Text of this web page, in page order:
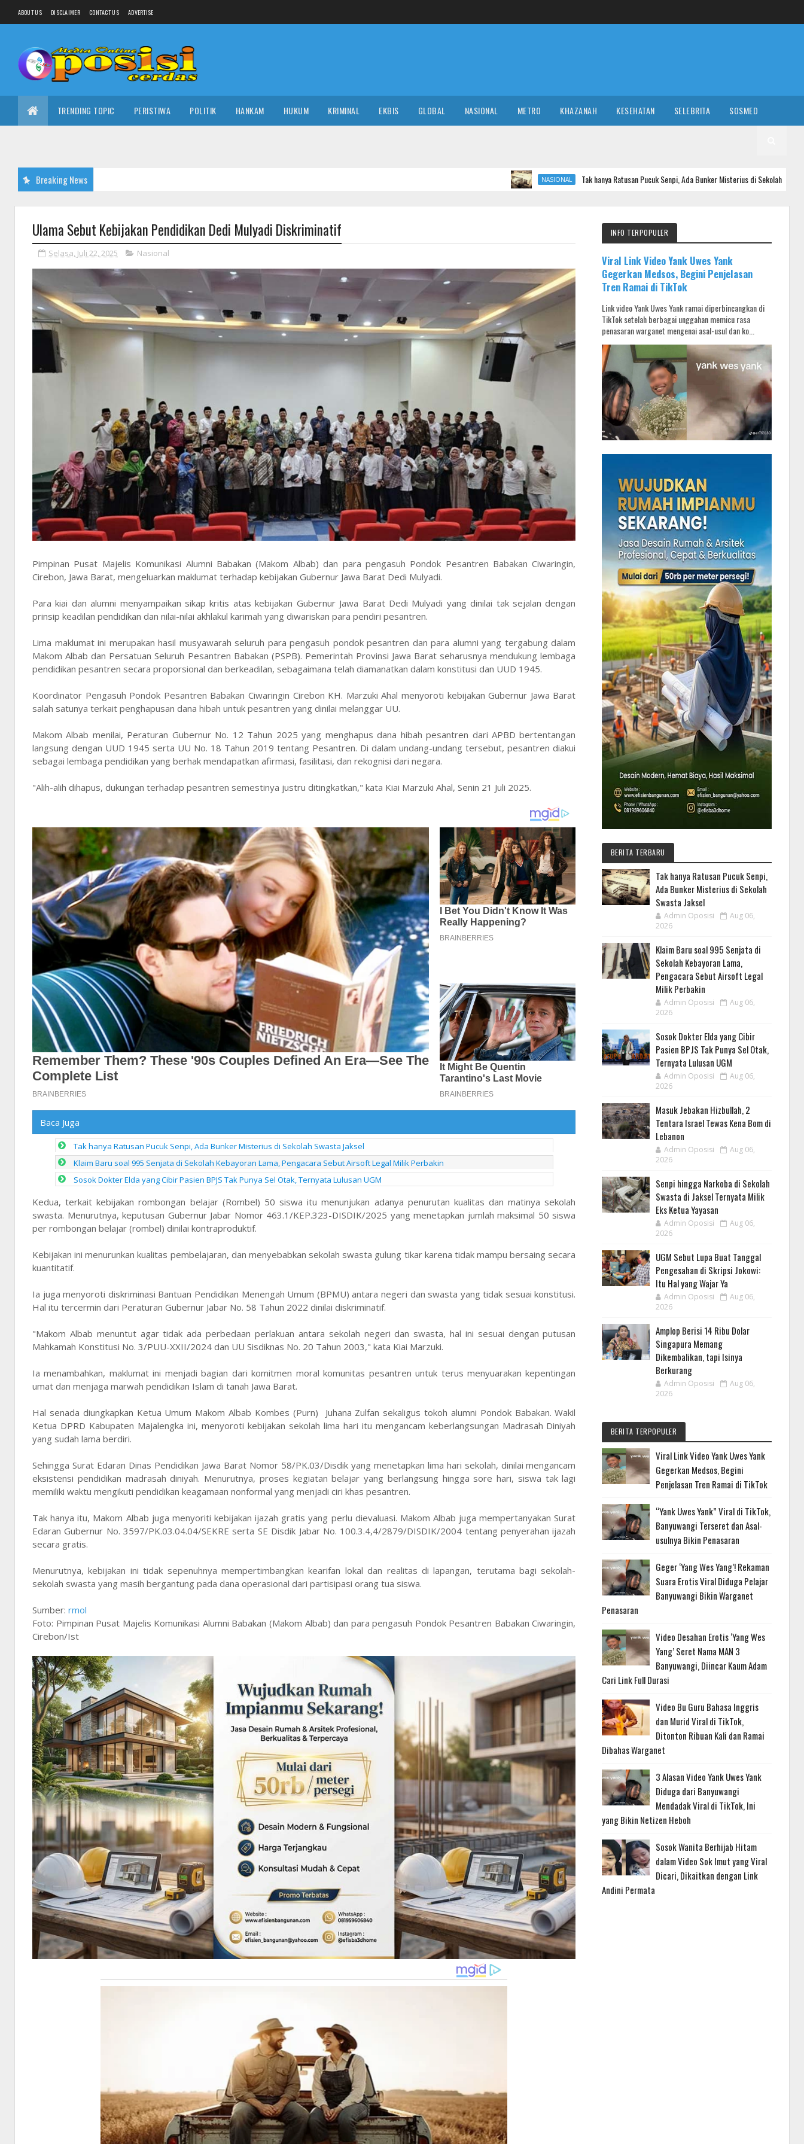
ABOUT US DISCLAIMER CONTACT US ADVERTISE
TRENDING TOPIC PERISTIWA POLITIK HANKAM HUKUM KRIMINAL EKBIS GLOBAL NASIONAL METRO KHAZANAH KESEHATAN SELEBRITA SOSMED
Breaking News NASIONAL Tak hanya Ratusan Pucuk Senpi, Ada Bunker Misterius di Sekolah Swasta Jaksel
Ulama Sebut Kebijakan Pendidikan Dedi Mulyadi Diskriminatif
Selasa, Juli 22, 2025 Nasional
Pimpinan Pusat Majelis Komunikasi Alumni Babakan (Makom Albab) dan para pengasuh Pondok Pesantren Babakan Ciwaringin,
Cirebon, Jawa Barat, mengeluarkan maklumat terhadap kebijakan Gubernur Jawa Barat Dedi Mulyadi.
Para kiai dan alumni menyampaikan sikap kritis atas kebijakan Gubernur Jawa Barat Dedi Mulyadi yang dinilai tak sejalan dengan
prinsip keadilan pendidikan dan nilai-nilai akhlakul karimah yang diwariskan para pendiri pesantren.
Lima maklumat ini merupakan hasil musyawarah seluruh para pengasuh pondok pesantren dan para alumni yang tergabung dalam
Makom Albab dan Persatuan Seluruh Pesantren Babakan (PSPB). Pemerintah Provinsi Jawa Barat seharusnya mendukung lembaga
pendidikan pesantren secara proporsional dan berkeadilan, sebagaimana telah diamanatkan dalam konstitusi dan UUD 1945.
Koordinator Pengasuh Pondok Pesantren Babakan Ciwaringin Cirebon KH. Marzuki Ahal menyoroti kebijakan Gubernur Jawa Barat
salah satunya terkait penghapusan dana hibah untuk pesantren yang dinilai melanggar UU.
Makom Albab menilai, Peraturan Gubernur No. 12 Tahun 2025 yang menghapus dana hibah pesantren dari APBD bertentangan
langsung dengan UUD 1945 serta UU No. 18 Tahun 2019 tentang Pesantren. Di dalam undang-undang tersebut, pesantren diakui
sebagai lembaga pendidikan yang berhak mendapatkan afirmasi, fasilitasi, dan rekognisi dari negara.
"Alih-alih dihapus, dukungan terhadap pesantren semestinya justru ditingkatkan," kata Kiai Marzuki Ahal, Senin 21 Juli 2025.
Baca Juga
Tak hanya Ratusan Pucuk Senpi, Ada Bunker Misterius di Sekolah Swasta Jaksel
Klaim Baru soal 995 Senjata di Sekolah Kebayoran Lama, Pengacara Sebut Airsoft Legal Milik Perbakin
Sosok Dokter Elda yang Cibir Pasien BPJS Tak Punya Sel Otak, Ternyata Lulusan UGM
Kedua, terkait kebijakan rombongan belajar (Rombel) 50 siswa itu menunjukan adanya penurutan kualitas dan matinya sekolah
swasta. Menurutnya, keputusan Gubernur Jabar Nomor 463.1/KEP.323-DISDIK/2025 yang menetapkan jumlah maksimal 50 siswa
per rombongan belajar (rombel) dinilai kontraproduktif.
Kebijakan ini menurunkan kualitas pembelajaran, dan menyebabkan sekolah swasta gulung tikar karena tidak mampu bersaing secara
kuantitatif.
Ia juga menyoroti diskriminasi Bantuan Pendidikan Menengah Umum (BPMU) antara negeri dan swasta yang tidak sesuai konstitusi.
Hal itu tercermin dari Peraturan Gubernur Jabar No. 58 Tahun 2022 dinilai diskriminatif.
"Makom Albab menuntut agar tidak ada perbedaan perlakuan antara sekolah negeri dan swasta, hal ini sesuai dengan putusan
Mahkamah Konstitusi No. 3/PUU-XXII/2024 dan UU Sisdiknas No. 20 Tahun 2003," kata Kiai Marzuki.
Ia menambahkan, maklumat ini menjadi bagian dari komitmen moral komunitas pesantren untuk terus menyuarakan kepentingan
umat dan menjaga marwah pendidikan Islam di tanah Jawa Barat.
Hal senada diungkapkan Ketua Umum Makom Albab Kombes (Purn) Juhana Zulfan sekaligus tokoh alumni Pondok Babakan. Wakil
Ketua DPRD Kabupaten Majalengka ini, menyoroti kebijakan sekolah lima hari itu mengancam keberlangsungan Madrasah Diniyah
yang sudah lama berdiri.
Sehingga Surat Edaran Dinas Pendidikan Jawa Barat Nomor 58/PK.03/Disdik yang menetapkan lima hari sekolah, dinilai mengancam
eksistensi pendidikan madrasah diniyah. Menurutnya, proses kegiatan belajar yang berlangsung hingga sore hari, siswa tak lagi
memiliki waktu mengikuti pendidikan keagamaan nonformal yang menjadi ciri khas pesantren.
Tak hanya itu, Makom Albab juga menyoriti kebijakan ijazah gratis yang perlu dievaluasi. Makom Albab juga mempertanyakan Surat
Edaran Gubernur No. 3597/PK.03.04.04/SEKRE serta SE Disdik Jabar No. 100.3.4,4/2879/DISDIK/2004 tentang penyerahan ijazah
secara gratis.
Menurutnya, kebijakan ini tidak sepenuhnya mempertimbangkan kearifan lokal dan realitas di lapangan, terutama bagi sekolah-
sekolah swasta yang masih bergantung pada dana operasional dari partisipasi orang tua siswa.
Sumber: rmol
Foto: Pimpinan Pusat Majelis Komunikasi Alumni Babakan (Makom Albab) dan para pengasuh Pondok Pesantren Babakan Ciwaringin,
Cirebon/Ist
INFO TERPOPULER
Viral Link Video Yank Uwes Yank
Gegerkan Medsos, Begini Penjelasan
Tren Ramai di TikTok
Link video Yank Uwes Yank ramai diperbincangkan di
TikTok setelah berbagai unggahan memicu rasa
penasaran warganet mengenai asal-usul dan ko...
BERITA TERBARU
Tak hanya Ratusan Pucuk Senpi,
Ada Bunker Misterius di Sekolah
Swasta Jaksel
Admin Oposisi
Aug 06,
2026
Klaim Baru soal 995 Senjata di
Sekolah Kebayoran Lama,
Pengacara Sebut Airsoft Legal
Milik Perbakin
Admin Oposisi
Aug 06,
2026
Sosok Dokter Elda yang Cibir
Pasien BPJS Tak Punya Sel Otak,
Ternyata Lulusan UGM
Admin Oposisi
Aug 06,
2026
Masuk Jebakan Hizbullah, 2
Tentara Israel Tewas Kena Bom di
Lebanon
Admin Oposisi
Aug 06,
2026
Senpi hingga Narkoba di Sekolah
Swasta di Jaksel Ternyata Milik
Eks Ketua Yayasan
Admin Oposisi
Aug 06,
2026
UGM Sebut Lupa Buat Tanggal
Pengesahan di Skripsi Jokowi:
Itu Hal yang Wajar Ya
Admin Oposisi
Aug 06,
2026
Amplop Berisi 14 Ribu Dolar
Singapura Memang
Dikembalikan, tapi Isinya
Berkurang
Admin Oposisi
Aug 06,
2026
BERITA TERPOPULER
Viral Link Video Yank Uwes Yank
Gegerkan Medsos, Begini
Penjelasan Tren Ramai di TikTok
“Yank Uwes Yank” Viral di TikTok,
Banyuwangi Terseret dan Asal-
usulnya Bikin Penasaran
Geger ‘Yang Wes Yang’! Rekaman
Suara Erotis Viral Diduga Pelajar
Banyuwangi Bikin Warganet
Penasaran
Video Desahan Erotis ‘Yang Wes
Yang’ Seret Nama MAN 3
Banyuwangi, Diincar Kaum Adam
Cari Link Full Durasi
Video Bu Guru Bahasa Inggris
dan Murid Viral di TikTok,
Ditonton Ribuan Kali dan Ramai
Dibahas Warganet
3 Alasan Video Yank Uwes Yank
Diduga dari Banyuwangi
Mendadak Viral di TikTok, Ini
yang Bikin Netizen Heboh
Sosok Wanita Berhijab Hitam
dalam Video Sok Imut yang Viral
Dicari, Dikaitkan dengan Link
Andini Permata